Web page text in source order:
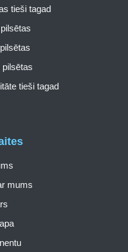
mums
tieši tagad
pilsētas
tieši tagad